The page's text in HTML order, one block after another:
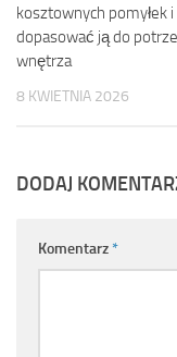
kosztownych pomyłek i
dopasować ją do
wnętrza
8 KWIETNIA 2026
DODAJ
Komentarz*